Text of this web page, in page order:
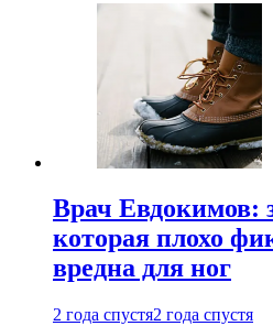
Врач Евдокимов:
которая плохо
вредна для ног
2 года спустя2 года спустя